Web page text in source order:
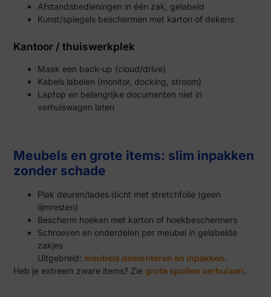
Afstandsbedieningen in één zak, gelabeld
Kunst/spiegels beschermen met karton of dekens
Kantoor / thuiswerkplek
Maak een back-up (cloud/drive)
Kabels labelen (monitor, docking, stroom)
Laptop en belangrijke documenten niet in
verhuiswagen laten
Meubels en grote items: slim inpakken
zonder schade
Plak deuren/lades dicht met stretchfolie (geen
lijmresten)
Bescherm hoeken met karton of hoekbeschermers
Schroeven en onderdelen per meubel in gelabelde
zakjes
Uitgebreid: meubels demonteren en inpakken.
Heb je extreem zware items? Ziegrote spullen verhuizen.